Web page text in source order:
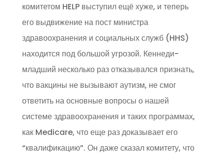
комитетом HELP выступил ещё хуже, и теперь
его выдвижение на пост министра
здравоохранения и социальных служб (HHS)
находится под большой угрозой. Кеннеди-
младший несколько раз отказывался признать,
что вакцины не вызывают аутизм, не смог
ответить на основные вопросы о нашей
системе здравоохранения и таких программах,
как Medicare, что еще раз доказывает его
“квалификацию”. Он даже сказал комитету, что